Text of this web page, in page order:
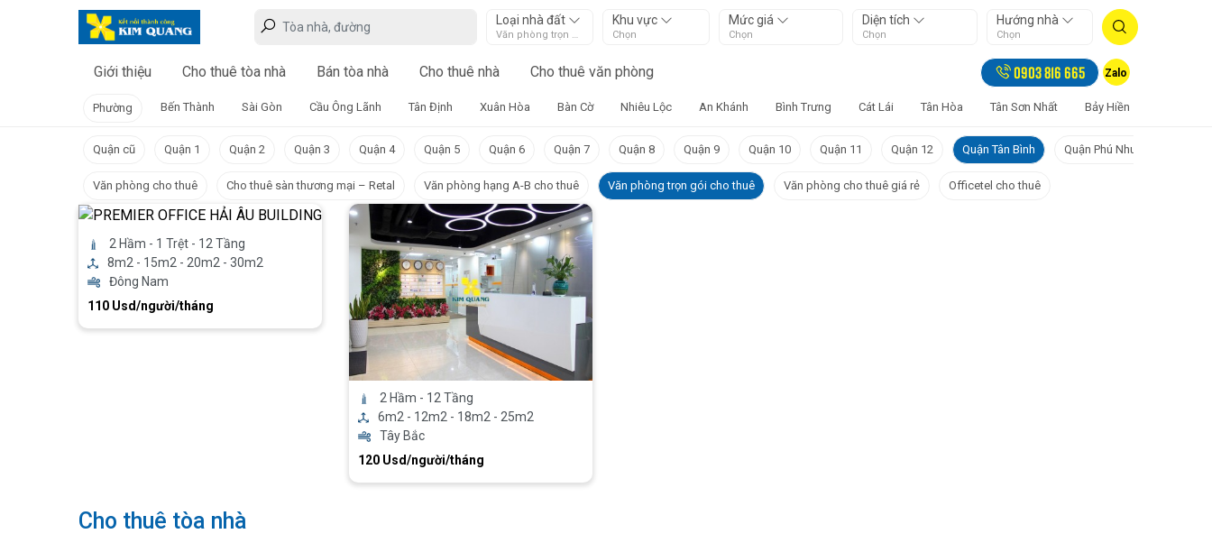
Loại nhà đất
Văn phòng trọn gói cho thuê
Khu vực
Chọn
Mức giá
Chọn
Diện tích
Chọn
Hướng nhà
Chọn
Giới thiệu Cho thuê tòa nhà Bán tòa nhà Cho thuê nhà Cho thuê văn phòng 0903 816 665 Zalo
Phường Bến Thành Sài Gòn Cầu Ông Lãnh Tân Định Xuân Hòa Bàn Cờ Nhiêu Lộc An Khánh Bình Trưng Cát Lái Tân Hòa Tân Sơn Nhất Bảy Hiền
Quận cũ Quận 1 Quận 2 Quận 3 Quận 4 Quận 5 Quận 6 Quận 7 Quận 8 Quận 9 Quận 10 Quận 11 Quận 12 Quận Tân Bình Quận Phú Nhuận
Văn phòng cho thuê Cho thuê sàn thương mại – Retal Văn phòng hạng A-B cho thuê Văn phòng trọn gói cho thuê Văn phòng cho thuê giá rẻ Officetel cho thuê
2 Hầm - 1 Trệt - 12 Tầng
8m2 - 15m2 - 20m2 - 30m2
Đông Nam
110 Usd/người/tháng
2 Hầm - 12 Tầng
6m2 - 12m2 - 18m2 - 25m2
Tây Bắc
120 Usd/người/tháng
Cho thuê tòa nhà